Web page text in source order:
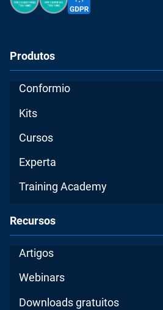
Produtos
Conformio
Kits
Cursos
Experta
Training Academy
Recursos
Artigos
Webinars
Downloads gratuitos